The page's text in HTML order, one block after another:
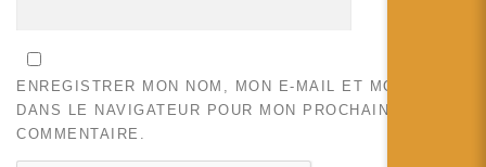
ENREGISTRER MON NOM, MON E-MAIL ET MON SITE
DANS LE NAVIGATEUR POUR MON PROCHAIN
COMMENTAIRE.